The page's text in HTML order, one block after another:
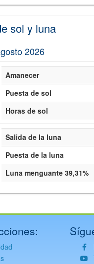
sol y luna
2026
Amanecer
Puesta de sol
Horas de sol
Salida de la luna
Puesta de la luna
Luna menguante 39,31%